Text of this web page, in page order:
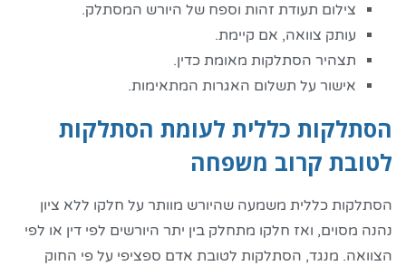
צילום תעודת זהות וספח של היורש המסתלק.
עותק צוואה, אם קיימת.
תצהיר הסתלקות מאומת כדין.
אישור על תשלום האגרות המתאימות.
הסתלקות כללית לעומת הסתלקות
לטובת קרוב משפחה
הסתלקות כללית משמעה שהיורש מוותר על חלקו ללא ציון
נהנה מסוים, ואז חלקו מתחלק בין יתר היורשים לפי דין או לפי
הצוואה. מנגד, הסתלקות לטובת אדם ספציפי על פי החוק